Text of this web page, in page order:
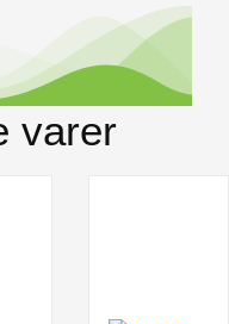
varer